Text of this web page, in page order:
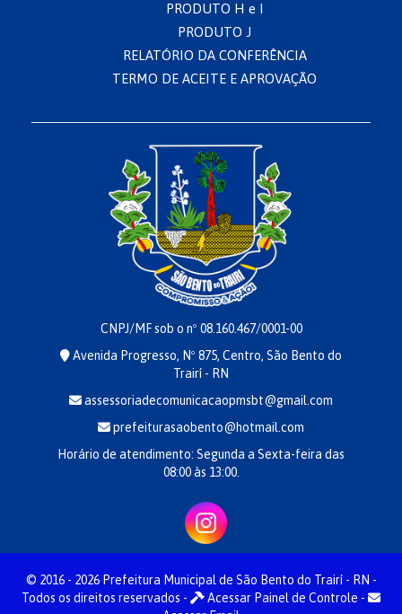
PRODUTO H e I
PRODUTO J
RELATÓRIO DA CONFERÊNCIA
TERMO DE ACEITE E APROVAÇÃO
CNPJ/MF sob o nº 08.160.467/0001-00
Avenida Progresso, Nº 875, Centro, São Bento do
Trairí - RN
assessoriadecomunicacaopmsbt@gmail.com
prefeiturasaobento@hotmail.com
Horário de atendimento: Segunda a Sexta-feira das
08:00 às 13:00.
© 2016 - 2026 Prefeitura Municipal de São Bento do Trairí - RN -
Todos os direitos reservados -
Acessar Painel de Controle -